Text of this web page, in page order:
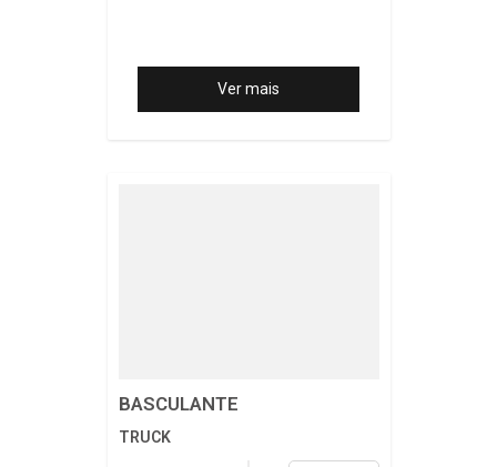
Ver mais
BASCULANTE
TRUCK